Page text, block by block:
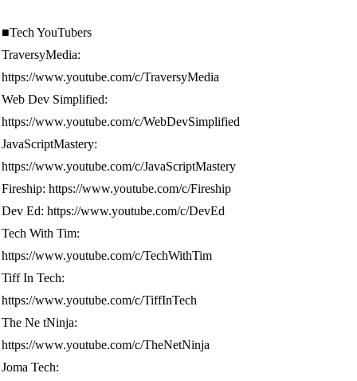
■Tech YouTubers
TraversyMedia:
https://www.youtube.com/c/TraversyMedia
Web Dev Simplified:
https://www.youtube.com/c/WebDevSimplified
JavaScriptMastery:
https://www.youtube.com/c/JavaScriptMastery
Fireship: https://www.youtube.com/c/Fireship
Dev Ed: https://www.youtube.com/c/DevEd
Tech With Tim:
https://www.youtube.com/c/TechWithTim
Tiff In Tech:
https://www.youtube.com/c/TiffInTech
The Ne tNinja:
https://www.youtube.com/c/TheNetNinja
Joma Tech: